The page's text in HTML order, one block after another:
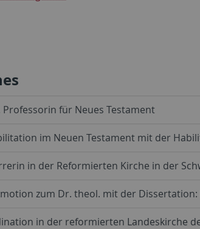
Professorin für Neues Testament
im Neuen Testament mit der
in der Reformierten Kirche in der
zum Dr. theol. mit der
in der reformierten Landeskirche